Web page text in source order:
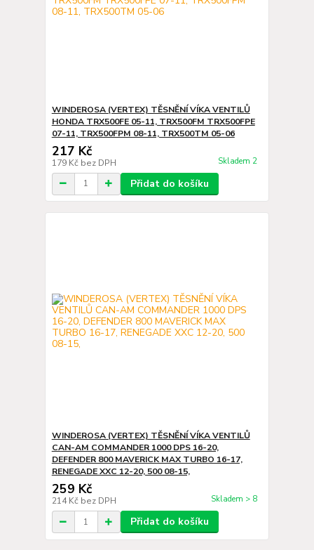
WINDEROSA (VERTEX) TĚSNĚNÍ VÍKA VENTILŮ
HONDA TRX500FE 05-11, TRX500FM TRX500FPE
07-11, TRX500FPM 08-11, TRX500TM 05-06
217 Kč
179 Kč bez DPH Skladem 2
Přidat do košíku
WINDEROSA (VERTEX) TĚSNĚNÍ VÍKA VENTILŮ
CAN-AM COMMANDER 1000 DPS 16-20,
DEFENDER 800 MAVERICK MAX TURBO 16-17,
RENEGADE XXC 12-20, 500 08-15,
259 Kč
214 Kč bez DPH Skladem > 8
Přidat do košíku